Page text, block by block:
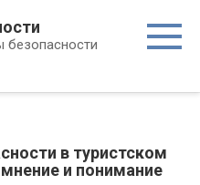
безопасности
в туристском
и понимание